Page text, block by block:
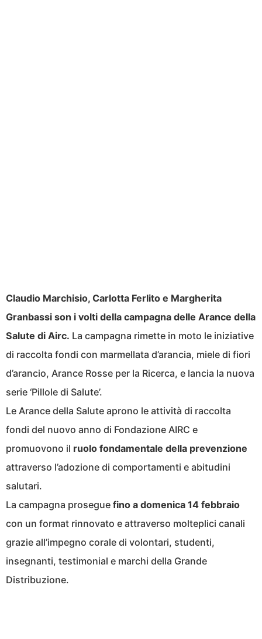
Claudio Marchisio, Carlotta Ferlito e Margherita
Granbassi son i volti della campagna delle Arance della
Salute di Airc. La campagna rimette in moto le iniziative
di raccolta fondi con marmellata d’arancia, miele di fiori
d’arancio, Arance Rosse per la Ricerca, e lancia la nuova
serie ‘Pillole di Salute’.
Le Arance della Salute aprono le attività di raccolta
fondi del nuovo anno di Fondazione AIRC e
promuovono il ruolo fondamentale della prevenzione
attraverso l’adozione di comportamenti e abitudini
salutari.
La campagna prosegue fino a domenica 14 febbraio
con un format rinnovato e attraverso molteplici canali
grazie all’impegno corale di volontari, studenti,
insegnanti, testimonial e marchi della Grande
Distribuzione.